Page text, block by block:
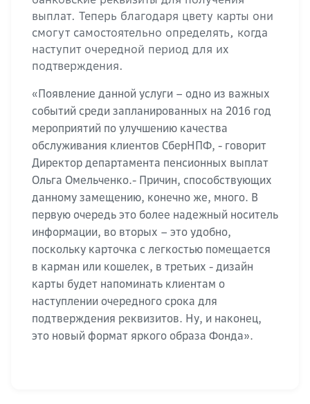
выплат. Теперь благодаря цвету карты они
смогут самостоятельно определять, когда
наступит очередной период для их
подтверждения.
«Появление данной услуги – одно из важных
событий среди запланированных на 2016 год
мероприятий по улучшению качества
обслуживания клиентов СберНПФ, - говорит
Директор департамента пенсионных выплат
Ольга Омельченко.- Причин, способствующих
данному замещению, конечно же, много. В
первую очередь это более надежный носитель
информации, во вторых – это удобно,
поскольку карточка с легкостью помещается
в карман или кошелек, в третьих - дизайн
карты будет напоминать клиентам о
наступлении очередного срока для
подтверждения реквизитов. Ну, и наконец,
это новый формат яркого образа Фонда».